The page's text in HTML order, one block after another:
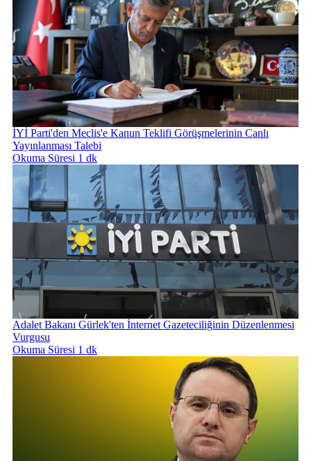
İYİ Parti'den Meclis'e Kanun Teklifi Görüşmelerinin Canlı
Yayınlanması Talebi
Okuma Süresi 1 dk
Adalet Bakanı Gürlek'ten İnternet Gazeteciliğinin Düzenlenmesi
Vurgusu
Okuma Süresi 1 dk